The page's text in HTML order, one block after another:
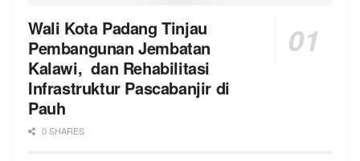
Wali Kota Padang Tinjau
Pembangunan Jembatan
Kalawi, dan Rehabilitasi
Infrastruktur Pascabanjir di
Pauh
0 SHARES